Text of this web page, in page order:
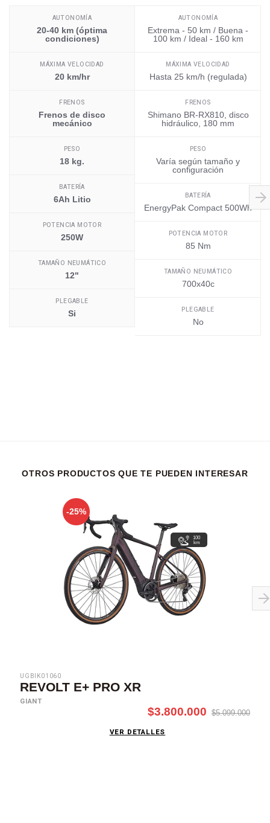
AUTONOMÍA
20-40 km (óptima
condiciones)
MÁXIMA VELOCIDAD
20 km/hr
FRENOS
Frenos de disco
mecánico
PESO
18 kg.
BATERÍA
6Ah Litio
POTENCIA MOTOR
250W
TAMAÑO NEUMÁTICO
12"
PLEGABLE
Si
AUTONOMÍA
Extrema - 50 km / Buena -
100 km / Ideal - 160 km
MÁXIMA VELOCIDAD
Hasta 25 km/h (regulada)
FRENOS
Shimano BR-RX810, disco
hidráulico, 180 mm
PESO
Varía según tamaño y
configuración
BATERÍA
EnergyPak Compact 500Wh
POTENCIA MOTOR
85 Nm
TAMAÑO NEUMÁTICO
700x40c
PLEGABLE
No
OTROS PRODUCTOS QUE TE PUEDEN INTERESAR
-25%
100
km
UGBIK01060
REVOLT E+ PRO XR
GIANT
$3.800.000 $5.099.000
VER DETALLES